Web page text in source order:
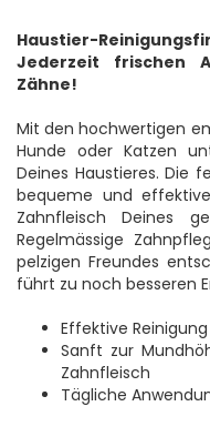
Haustier-
Jederzeit frischen
Zähne!
Mit den hochwertigen
Hunde oder Katzen
Deines Haustieres. Die
bequeme und
Zahnfleisch Deines
Regelmässige
pelzigen Freundes
führt zu noch besseren
Effektive
Sanft zur
Zahnfleisch
Tägliche